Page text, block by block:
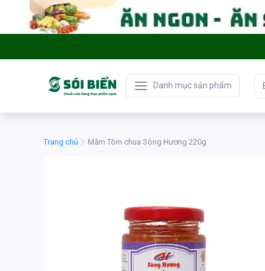
Danh mục sản phẩm
Trang chủ Mắm Tôm chua Sông Hương 220g